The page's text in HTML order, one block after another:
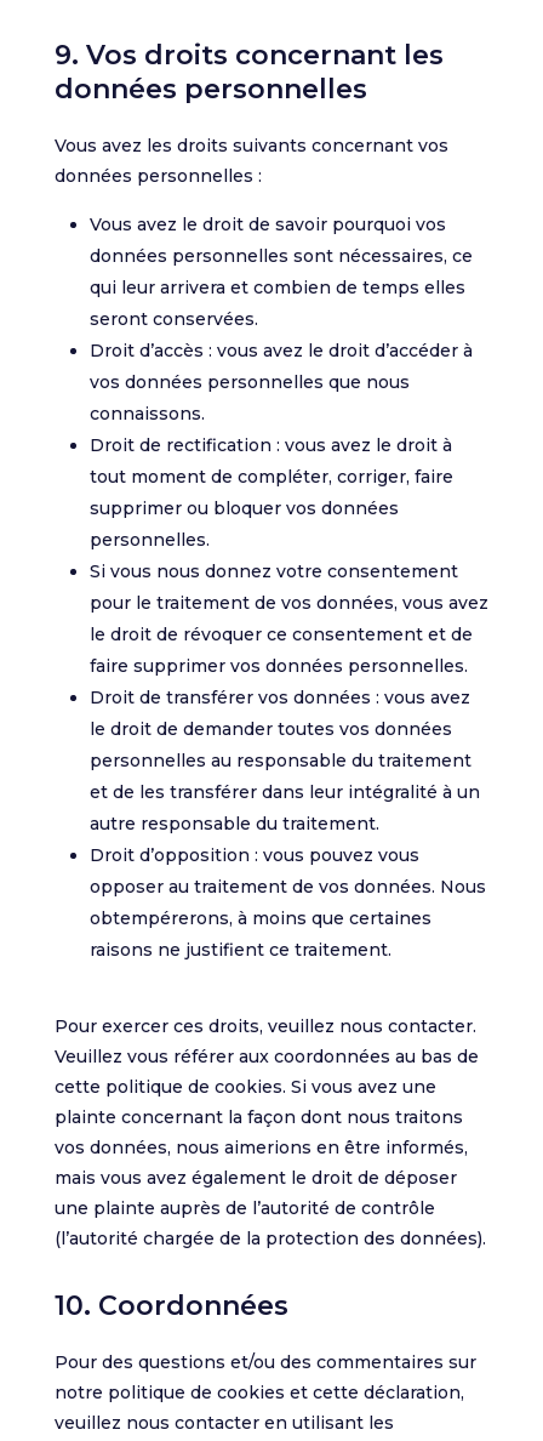
9. Vos droits concernant les
données personnelles
Vous avez les droits suivants concernant vos
données personnelles :
Vous avez le droit de savoir pourquoi vos
données personnelles sont nécessaires, ce
qui leur arrivera et combien de temps elles
seront conservées.
Droit d’accès : vous avez le droit d’accéder à
vos données personnelles que nous
connaissons.
Droit de rectification : vous avez le droit à
tout moment de compléter, corriger, faire
supprimer ou bloquer vos données
personnelles.
Si vous nous donnez votre consentement
pour le traitement de vos données, vous avez
le droit de révoquer ce consentement et de
faire supprimer vos données personnelles.
Droit de transférer vos données : vous avez
le droit de demander toutes vos données
personnelles au responsable du traitement
et de les transférer dans leur intégralité à un
autre responsable du traitement.
Droit d’opposition : vous pouvez vous
opposer au traitement de vos données. Nous
obtempérerons, à moins que certaines
raisons ne justifient ce traitement.
Pour exercer ces droits, veuillez nous contacter.
Veuillez vous référer aux coordonnées au bas de
cette politique de cookies. Si vous avez une
plainte concernant la façon dont nous traitons
vos données, nous aimerions en être informés,
mais vous avez également le droit de déposer
une plainte auprès de l’autorité de contrôle
(l’autorité chargée de la protection des données).
10. Coordonnées
Pour des questions et/ou des commentaires sur
notre politique de cookies et cette déclaration,
veuillez nous contacter en utilisant les